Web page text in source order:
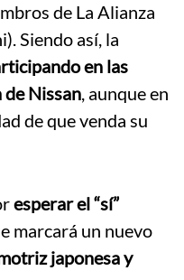
de La Alianza
Siendo así, la
en las
de Nissan, aunque en
de que venda su
esperar el “sí”
marcará un nuevo
japonesa y